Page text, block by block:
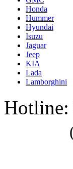
Honda
Hummer
Hyundai
Isuzu
Jaguar
Jeep
KIA
Lada
Lamborghini
Hotline: